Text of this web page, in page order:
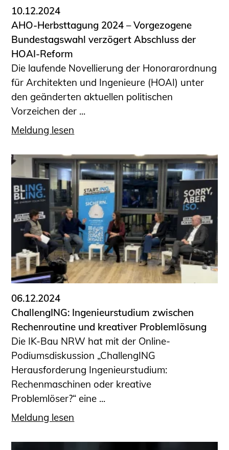
10.12.2024
AHO-Herbsttagung 2024 – Vorgezogene
Bundestagswahl verzögert Abschluss der
HOAI-Reform
Die laufende Novellierung der Honorarordnung
für Architekten und Ingenieure (HOAI) unter
den geänderten aktuellen politischen
Vorzeichen der ...
Meldung lesen
06.12.2024
ChallengING: Ingenieurstudium zwischen
Rechenroutine und kreativer Problemlösung
Die IK-Bau NRW hat mit der Online-
Podiumsdiskussion „ChallengING
Herausforderung Ingenieurstudium:
Rechenmaschinen oder kreative
Problemlöser?“ eine ...
Meldung lesen